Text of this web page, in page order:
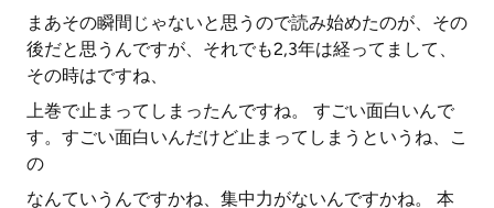
まあその瞬間じゃないと思うので読み始めたのが、その
後だと思うんですが、それでも2,3年は経ってまして、
その時はですね、
上巻で止まってしまったんですね。 すごい面白いんで
す。すごい面白いんだけど止まってしまうというね、こ
の
なんていうんですかね、集中力がないんですかね。 本